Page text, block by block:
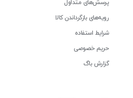
پرسش‌های متداول
رویه‌های بازگرداندن کالا
شرایط استفاده
حریم خصوصی
گزارش باگ